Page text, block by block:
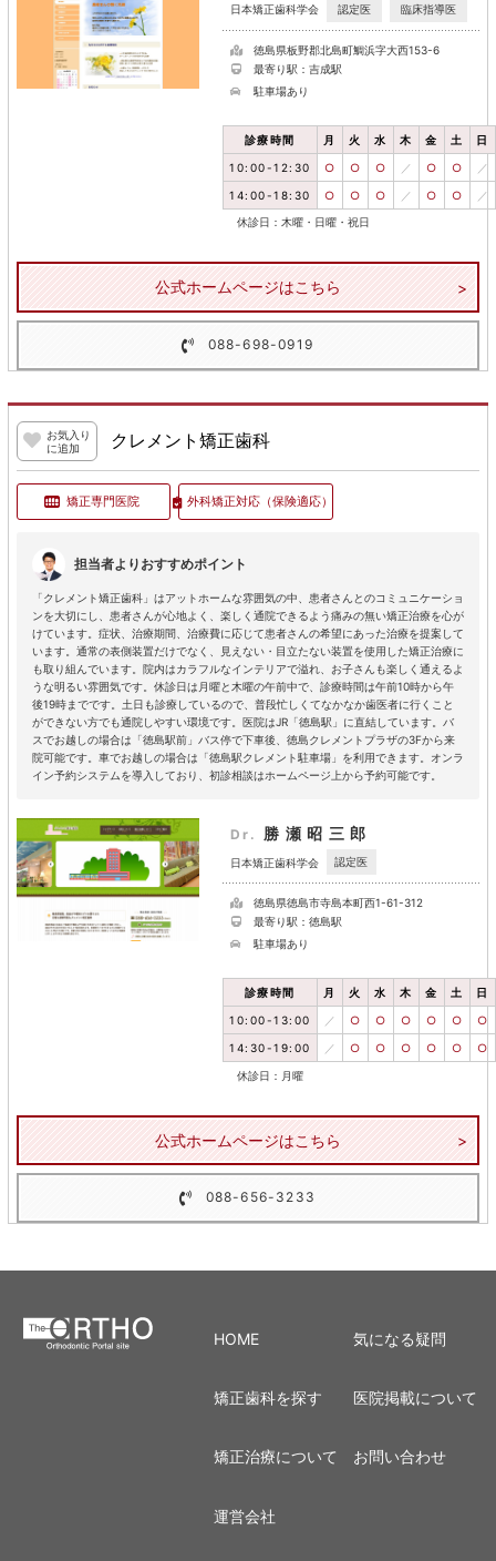
日本矯正歯科学会 認定医 臨床指導医
徳島県板野郡北島町鯛浜字大西153-6
最寄り駅：吉成駅
駐車場あり
診療時間 月 火 水 木 金 土 日
10:00-12:30 ○ ○ ○ ／ ○ ○ ／
14:00-18:30 ○ ○ ○ ／ ○ ○ ／
休診日：木曜・日曜・祝日
公式ホームページはこちら
088-698-0919
お気入り
に追加
クレメント矯正歯科
矯正専門医院 外科矯正対応（保険適応）
担当者よりおすすめポイント
「クレメント矯正歯科」はアットホームな雰囲気の中、患者さんとのコミュニケーショ
ンを大切にし、患者さんが心地よく、楽しく通院できるよう痛みの無い矯正治療を心が
けています。症状、治療期間、治療費に応じて患者さんの希望にあった治療を提案して
います。通常の表側装置だけでなく、見えない・目立たない装置を使用した矯正治療に
も取り組んでいます。院内はカラフルなインテリアで溢れ、お子さんも楽しく通えるよ
うな明るい雰囲気です。休診日は月曜と木曜の午前中で、診療時間は午前10時から午
後19時までです。土日も診療しているので、普段忙しくてなかなか歯医者に行くこと
ができない方でも通院しやすい環境です。医院はJR「徳島駅」に直結しています。バ
スでお越しの場合は「徳島駅前」バス停で下車後、徳島クレメントプラザの3Fから来
院可能です。車でお越しの場合は「徳島駅クレメント駐車場」を利用できます。オンラ
イン予約システムを導入しており、初診相談はホームページ上から予約可能です。
Dr. 勝瀬昭三郎
日本矯正歯科学会 認定医
徳島県徳島市寺島本町西1-61-312
最寄り駅：徳島駅
駐車場あり
診療時間 月 火 水 木 金 土 日
10:00-13:00 ／ ○ ○ ○ ○ ○ ○
14:30-19:00 ／ ○ ○ ○ ○ ○ ○
休診日：月曜
公式ホームページはこちら
088-656-3233
HOME
矯正歯科を探す
矯正治療について
気になる疑問
医院掲載について
お問い合わせ
運営会社